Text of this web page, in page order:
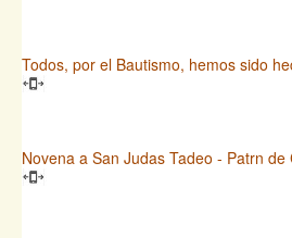
Todos, por el Bautismo, hemos sido
Novena a San Judas Tadeo - Patrn